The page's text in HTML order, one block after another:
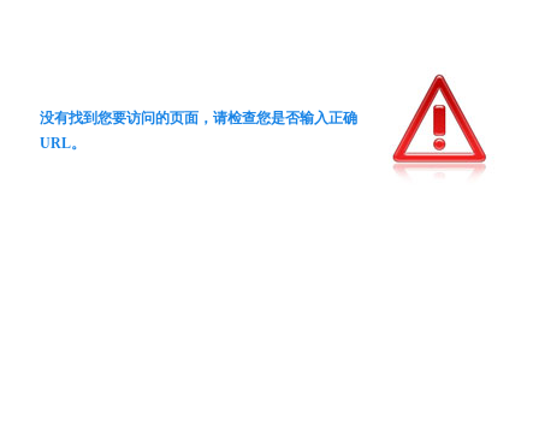
没有找到您要访问的页面，请检查您是否输入正确
URL。